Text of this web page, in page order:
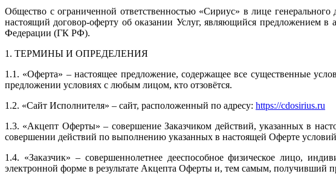
Общество с ограниченной ответственностью «Сириус» в лице
настоящий договор-оферту об оказании Услуг, являющийся предложением в
Федерации (ГК РФ).
1. ТЕРМИНЫ И ОПРЕДЕЛЕНИЯ
1.1. «Оферта» – настоящее предложение, содержащее все существенные
предложении условиях с любым лицом, кто отзовётся.
1.2. «Сайт Исполнителя» – сайт, расположенный по адресу: https://cdosirius.ru
1.3. «Акцепт Оферты» – совершение Заказчиком действий, указанных в
совершении действий по выполнению указанных в настоящей Оферте
1.4. «Заказчик» – совершеннолетнее дееспособное физическое лицо,
электронной форме в результате Акцепта Оферты и, тем самым, получивший